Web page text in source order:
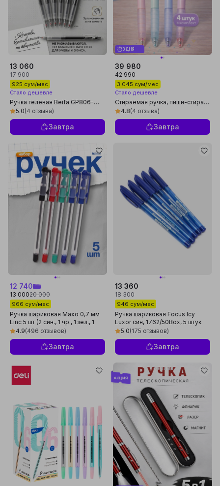
13 060
17 900
925 сум/мес
Стало дешевле
Ручка гелевая Beifa GP806-
01B7, 0.5 мм, черная, в наборе
6 шт
5.0(4 отзыва)
Завтра
3 ДНЯ
39 980
42 990
3 045 сум/мес
Стало дешевле
Стираемая ручка, пиши-стирай,
набор из 4 ручек, пишут синим,
черным и красным цветом
4.8(4 отзыва)
Завтра
12 740
13 00020 000
966 сум/мес
Ручка шариковая Maxo 0,7 мм
Linc 5 шт (2 син., 1 чр., 1 зел., 1
крас.)
4.9(496 отзывов)
Завтра
13 360
18 300
946 сум/мес
Ручка шариковая Focus Icy
Luxor син, 1762/50Box, 5 штук
5.0(175 отзывов)
Завтра
Реклама